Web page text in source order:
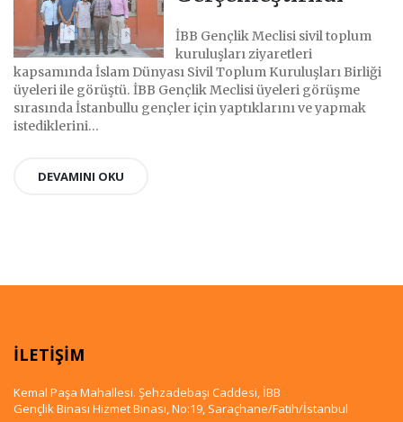
İBB Gençlik Meclisi sivil toplum
kuruluşları ziyaretleri
kapsamında İslam Dünyası Sivil Toplum Kuruluşları Birliği
üyeleri ile görüştü. İBB Gençlik Meclisi üyeleri görüşme
sırasında İstanbullu gençler için yaptıklarını ve yapmak
istediklerini...
DEVAMINI OKU
İLETİŞİM
Kemal Paşa Mahallesi. Şehzadebaşı Caddesi, İBB
Gençlik Binası Hizmet Binası, No:19, Saraçhane/Fatih/İstanbul